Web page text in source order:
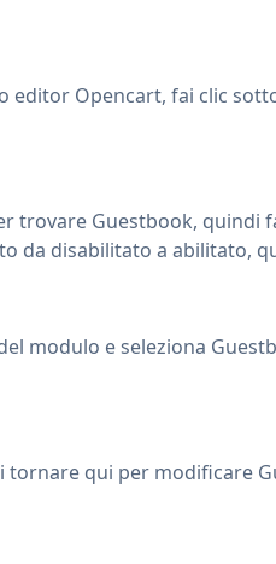
Opencart, fai clic
trovare Guestbook, quindi
da disabilitato a abilitato,
modulo e seleziona
tornare qui per modificare